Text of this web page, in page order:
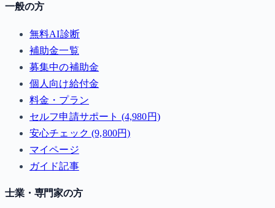
一般の方
無料AI診断
補助金一覧
募集中の補助金
個人向け給付金
料金・プラン
セルフ申請サポート (4,980円)
安心チェック (9,800円)
マイページ
ガイド記事
士業・専門家の方